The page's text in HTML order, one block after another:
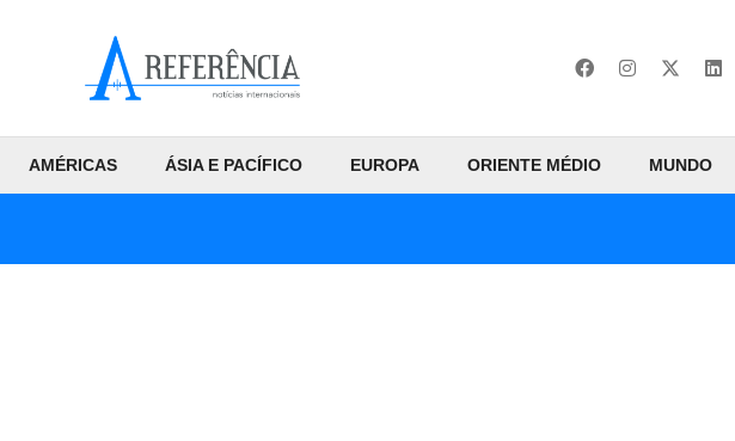
AMÉRICAS ÁSIA E PACÍFICO EUROPA ORIENTE MÉDIO MUNDO